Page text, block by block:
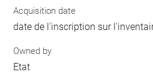
Acquisition date
date de l'inscription sur
Owned by
Etat